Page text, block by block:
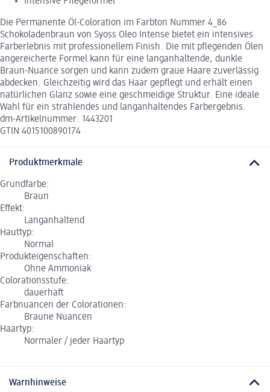
Die Permanente Öl-Coloration im Farbton Nummer 4_86
Schokoladenbraun von Syoss Oleo Intense bietet ein intensives
Farberlebnis mit professionellem Finish. Die mit pflegenden Ölen
angereicherte Formel kann für eine langanhaltende, dunkle
Braun-Nuance sorgen und kann zudem graue Haare zuverlässig
abdecken. Gleichzeitig wird das Haar gepflegt und erhält einen
natürlichen Glanz sowie eine geschmeidige Struktur. Eine ideale
Wahl für ein strahlendes und langanhaltendes Farbergebnis.
dm-Artikelnummer: 1443201
GTIN 4015100890174
Produktmerkmale
Grundfarbe:
Braun
Effekt:
Langanhaltend
Hauttyp:
Normal
Produkteigenschaften:
Ohne Ammoniak
Colorationsstufe:
dauerhaft
Farbnuancen der Colorationen:
Braune Nuancen
Haartyp:
Normaler / jeder Haartyp
Warnhinweise